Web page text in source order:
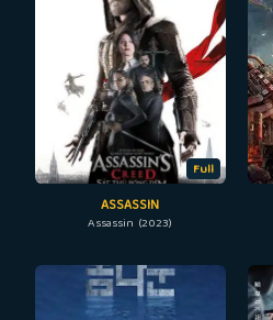
Full
ASSASSIN
Assassin (2023)